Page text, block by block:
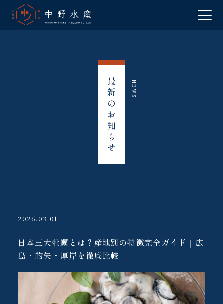
NEWS
最新のお知らせ
2026.03.01
日本三大牡蠣とは？産地別の特徴完全ガイド｜広
島・的矢・厚岸を徹底比較